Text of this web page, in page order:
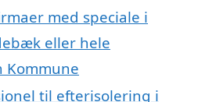
med speciale i
eller hele
Kommune
til efterisolering i